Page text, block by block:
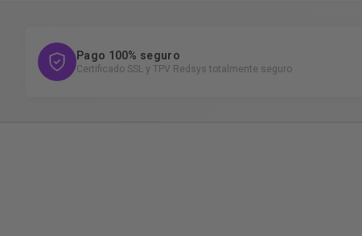
Pago 100% seguro
Certificado SSL y TPV Redsys totalmente seguro